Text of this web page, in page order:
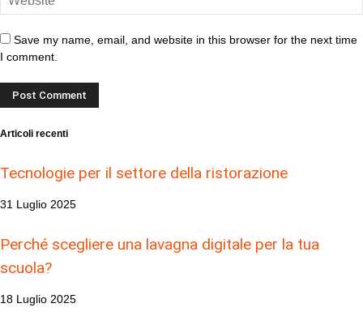
Save my name, email, and website in this browser for the next time
I comment.
Articoli recenti
Tecnologie per il settore della ristorazione
31 Luglio 2025
Perché scegliere una lavagna digitale per la tua
scuola?
18 Luglio 2025